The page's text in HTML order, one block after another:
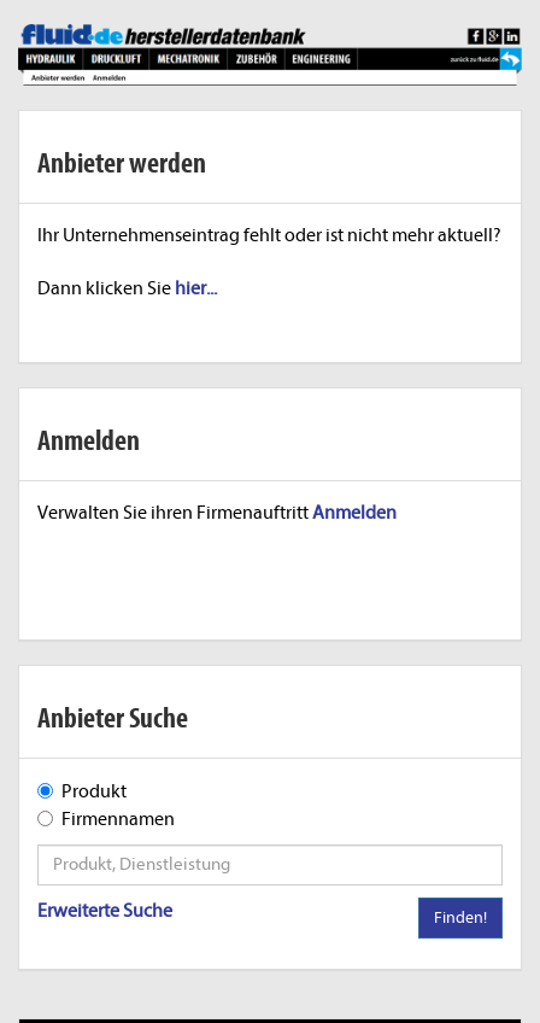
Anbieter werden
Ihr Unternehmenseintrag fehlt oder ist nicht mehr aktuell?
Dann klicken Sie hier...
Anmelden
Verwalten Sie ihren FirmenauftrittAnmelden
Anbieter Suche
Produkt
Firmennamen
Erweiterte Suche Finden!